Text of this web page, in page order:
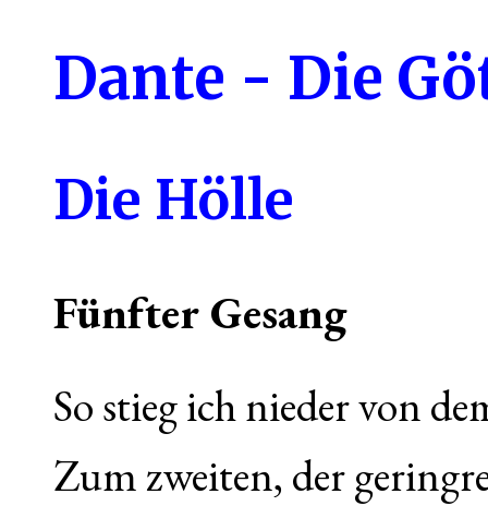
Dante - Die
Die Hölle
Fünfter Gesang
So stieg ich nieder von
Zum zweiten, der